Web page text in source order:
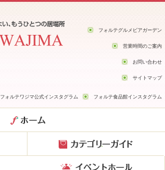
フォルテグルメビアガーデン
営業時間のご案内
お問い合わせ
サイトマップ
フォルテワジマ公式インスタグラム フォルテ食品館インスタグラム